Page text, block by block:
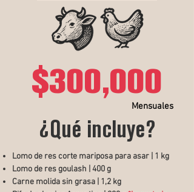
$300,000
Mensuales
¿Qué incluye?
Lomo de res corte mariposa para asar | 1 kg
Lomo de res goulash | 400 g
Carne molida sin grasa | 1,2 kg